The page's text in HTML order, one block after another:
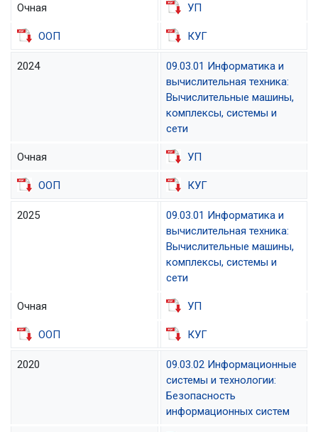
Очная УП
ООП КУГ
2024
09.03.01 Информатика и
вычислительная техника:
Вычислительные машины,
комплексы, системы и
сети
Очная УП
ООП КУГ
2025
09.03.01 Информатика и
вычислительная техника:
Вычислительные машины,
комплексы, системы и
сети
Очная УП
ООП КУГ
2020
09.03.02 Информационные
системы и технологии:
Безопасность
информационных систем